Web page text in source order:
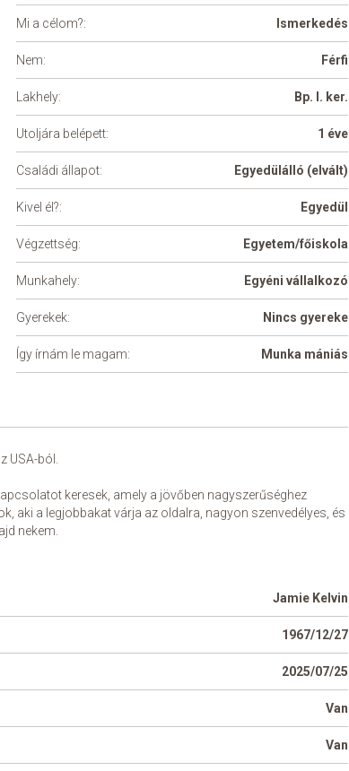
Mi a célom?: Ismerkedés
Nem: Férfi
Lakhely: Bp. I. ker.
Utoljára belépett: 1 éve
Családi állapot: Egyedülálló (elvált)
Kivel él?: Egyedül
Végzettség: Egyetem/főiskola
Munkahely: Egyéni vállalkozó
Gyerekek: Nincs gyereke
Így írnám le magam: Munka mániás
ból.
keresek, amely a jövőben nagyszerűséghez
aki a legjobbakat várja az oldalra, nagyon szenvedélyes, és
nekem.
Jamie Kelvin
1967/12/27
2025/07/25
Van
Van